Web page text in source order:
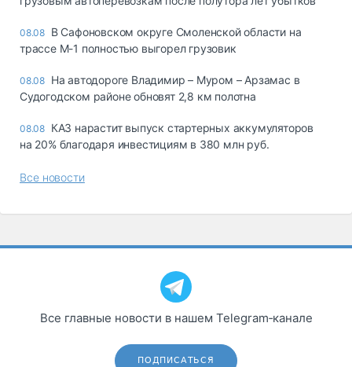
08.08 В Сафоновском округе Смоленской области на
трассе М-1 полностью выгорел грузовик
08.08 На автодороге Владимир – Муром – Арзамас в
Судогодском районе обновят 2,8 км полотна
08.08 КАЗ нарастит выпуск стартерных аккумуляторов
на 20% благодаря инвестициям в 380 млн руб.
Все новости
Все главные новости в нашем Telegram‑канале
ПОДПИСАТЬСЯ